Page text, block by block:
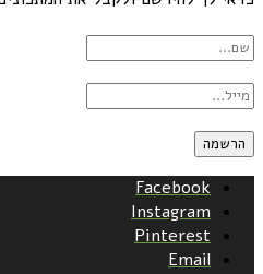
Facebook
Instagram
Pinterest
Email